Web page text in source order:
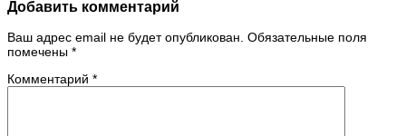
Добавить комментарий
Ваш адрес email не будет опубликован. Обязательные поля
помечены *
Комментарий *